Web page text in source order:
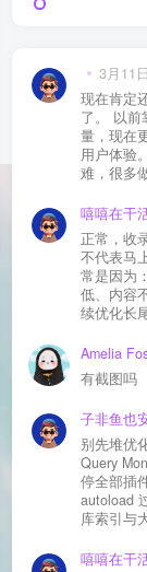
3月11
现在肯定
了。 以前
量，现在
用户体验
难，很多
质还是一
成唯一渠
嘻嘻在干
正常，收
不代表马
常是因为
低、内容
续优化长
Amelia
有截图吗
别先堆优
Query
停全部插件
autoload 过
库索引与大表查询
嘻嘻在干